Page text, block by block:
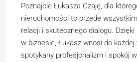
Poznajcie Łukasza Czaję, dla
nieruchomości to przede
relacji i skutecznego dialogu.
w biznesie, Łukasz wnosi do
spotykany profesjonalizm i spokój